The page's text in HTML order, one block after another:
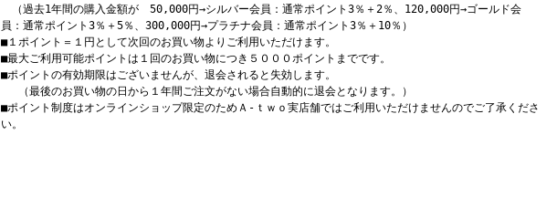
（過去1年間の購入金額が 50,000円→シルバー会員：通常ポイント3％＋2％、120,000円→ゴールド会
員：通常ポイント3％＋5％、300,000円→プラチナ会員：通常ポイント3％＋10％）
■１ポイント＝１円として次回のお買い物よりご利用いただけます。
■最大ご利用可能ポイントは１回のお買い物につき５０００ポイントまでです。
■ポイントの有効期限はございませんが、退会されると失効します。
（最後のお買い物の日から１年間ご注文がない場合自動的に退会となります。）
■ポイント制度はオンラインショップ限定のためＡ-ｔｗｏ実店舗ではご利用いただけませんのでご了承くださ
い。